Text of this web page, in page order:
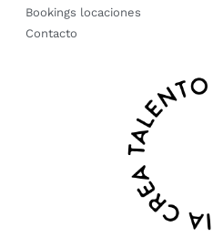
Bookings locaciones
Contacto